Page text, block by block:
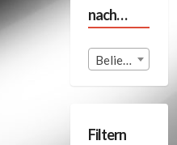
nach…
Beliebige Format
Filtern